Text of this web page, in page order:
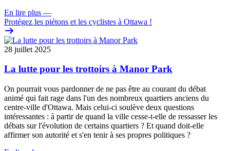
En lire plus —
Protégez les piétons et les cyclistes à Ottawa !
28 juillet 2025
La lutte pour les trottoirs à Manor Park
On pourrait vous pardonner de ne pas être au courant du débat
animé qui fait rage dans l'un des nombreux quartiers anciens du
centre-ville d'Ottawa. Mais celui-ci soulève deux questions
intéressantes : à partir de quand la ville cesse-t-elle de ressasser les
débats sur l'évolution de certains quartiers ? Et quand doit-elle
affirmer son autorité et s'en tenir à ses propres politiques ?